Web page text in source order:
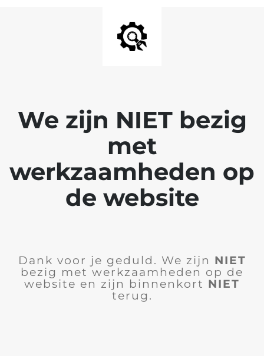
We zijn NIET bezig
met
werkzaamheden op
de website
Dank voor je geduld. We zijn NIET
bezig met werkzaamheden op de
website en zijn binnenkort NIET
terug.